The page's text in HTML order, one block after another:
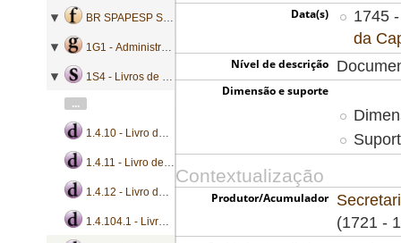
Data(s)
1745
da
Nível de descrição
Dimensão e suporte
Contextualização
Produtor/Acumulador
(1721 -
BR SPAPESP SEGOVC - Secretaria de Governo da Capitania de São Paulo
1G1 - Administração geral
1S4 - Livros de registro geral de mercês
...
1.4.10 - Livro de registro de bandos, cartas patente, cartas de sesmarias, instruções, nomeações e provisões
1.4.11 - Livro de registro de cartas patente, cartas de sesmarias, licenças e provisões
1.4.12 - Livro de registro de cartas patente, cartas de sesmarias, nomeações e provisões
1.4.104.1 - Livro de registro de bandos, cartas patente e provisões